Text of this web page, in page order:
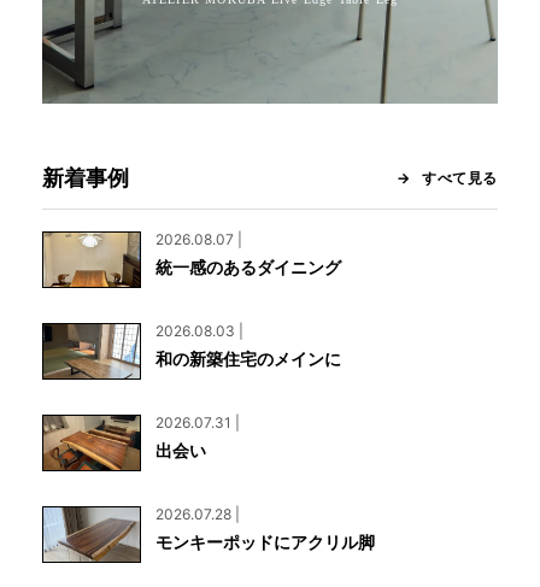
新着事例 すべて見る
2026.08.07 |
統一感のあるダイニング
2026.08.03 |
和の新築住宅のメインに
2026.07.31 |
出会い
2026.07.28 |
モンキーポッドにアクリル脚